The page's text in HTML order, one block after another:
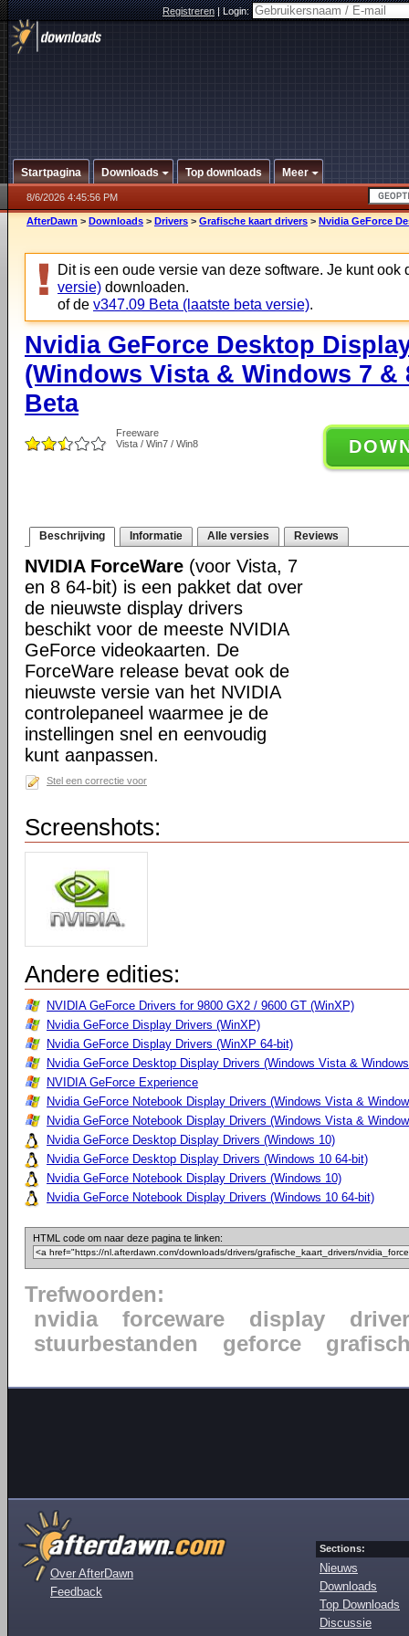
Registreren|Login:
Startpagina Downloads Top downloads Meer
8/6/2026 4:45:56 PM
AfterDawn > Downloads > Drivers > Grafische kaart drivers > Nvidia GeForce
Dit is een oude versie van deze software. Je kunt ook
versie) downloaden.
of de v347.09 Beta (laatste beta versie).
Nvidia GeForce Desktop
(Windows Vista & Windows 7 &
Beta
Freeware
Vista / Win7 / Win8
Beschrijving Informatie Alle versies Reviews
NVIDIA ForceWare (voor Vista, 7
en 8 64-bit) is een pakket dat over
de nieuwste display drivers
beschikt voor de meeste NVIDIA
GeForce videokaarten. De
ForceWare release bevat ook de
nieuwste versie van het NVIDIA
controlepaneel waarmee je de
instellingen snel en eenvoudig
kunt aanpassen.
Stel een correctie voor
Screenshots:
Andere edities:
NVIDIA GeForce Drivers for 9800 GX2 / 9600 GT (WinXP)
Nvidia GeForce Display Drivers (WinXP)
Nvidia GeForce Display Drivers (WinXP 64-bit)
Nvidia GeForce Desktop Display Drivers (Windows Vista &
NVIDIA GeForce Experience
Nvidia GeForce Notebook Display Drivers (Windows Vista &
Nvidia GeForce Notebook Display Drivers (Windows Vista &
Nvidia GeForce Desktop Display Drivers (Windows 10)
Nvidia GeForce Desktop Display Drivers (Windows 10 64-bit)
Nvidia GeForce Notebook Display Drivers (Windows 10)
Nvidia GeForce Notebook Display Drivers (Windows 10 64-bit)
HTML code om naar deze pagina te linken:
Trefwoorden:
nvidia
forceware display
driver
stuurbestanden
geforce
Over AfterDawn
Feedback
Sections:
Nieuws
Downloads
Top Downloads
Discussie